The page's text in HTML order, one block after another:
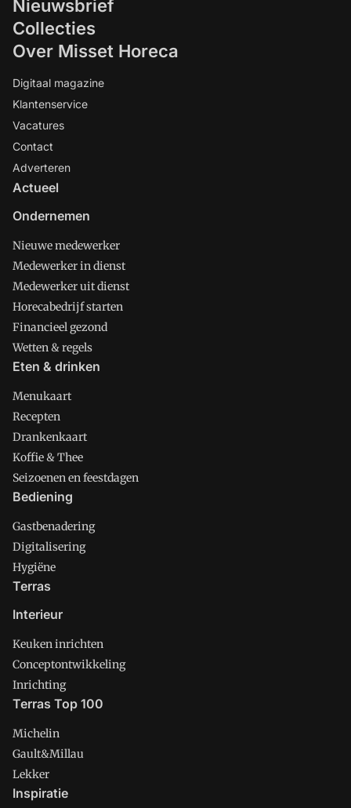
Nieuwsbrief
Collecties
Over Misset Horeca
Digitaal magazine
Klantenservice
Vacatures
Contact
Adverteren
Actueel
Ondernemen
Nieuwe medewerker
Medewerker in dienst
Medewerker uit dienst
Horecabedrijf starten
Financieel gezond
Wetten & regels
Eten & drinken
Menukaart
Recepten
Drankenkaart
Koffie & Thee
Seizoenen en feestdagen
Bediening
Gastbenadering
Digitalisering
Hygiëne
Terras
Interieur
Keuken inrichten
Conceptontwikkeling
Inrichting
Terras Top 100
Michelin
Gault&Millau
Lekker
Inspiratie